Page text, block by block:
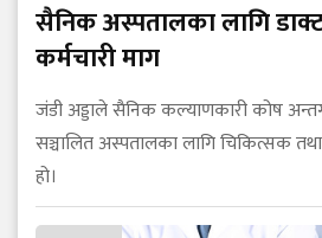
सैनिक अस्पतालका लागि
कर्मचारी माग
जंडी अड्डाले सैनिक कल्याणकारी कोष
सञ्चालित अस्पतालका लागि चिकित्सक
हो।